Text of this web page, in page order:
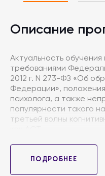
Описание
Актуальность
требованиями
2012 г. N 273-ФЗ «Об
Федерации»,
психолога, а также
популярности такого
третьей волны
модально может быть
ПОДРОБНЕЕ